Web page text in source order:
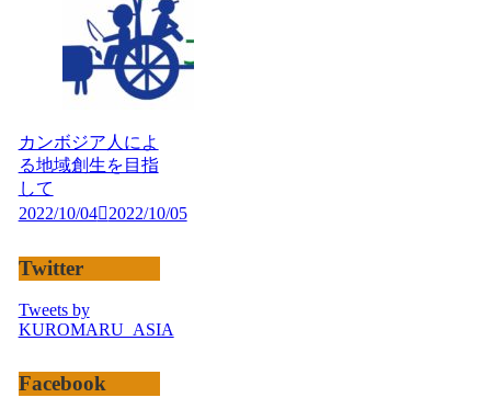
カンボジア人によ
る地域創生を目指
して
2022/10/04
2022/10/05
Twitter
Tweets by
KUROMARU_ASIA
Facebook